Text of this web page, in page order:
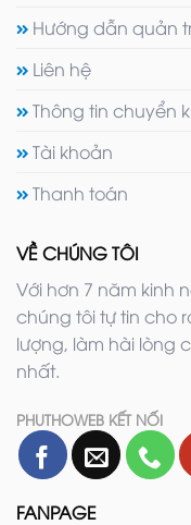
Hướng dẫn quản
Liên hệ
Thông tin chuyển
Tài khoản
Thanh toán
VỀ CHÚNG TÔI
Với hơn 7 năm kinh
chúng tôi tự tin cho
lượng, làm hài lòng
nhất.
PHUTHOWEB KẾT NỐI
FANPAGE